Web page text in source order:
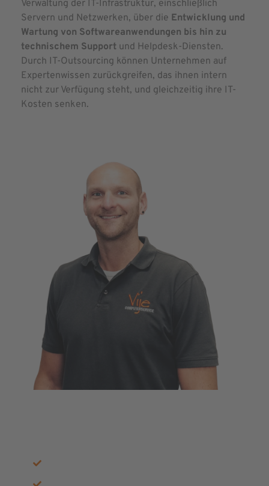
Verwaltung der IT-Infrastruktur, einschließlich
Servern und Netzwerken, über die Entwicklung und
Wartung von Softwareanwendungen bis hin zu
technischem Support und Helpdesk-Diensten.
Durch IT-Outsourcing können Unternehmen auf
Expertenwissen zurückgreifen, das ihnen intern
nicht zur Verfügung steht, und gleichzeitig ihre IT-
Kosten senken.